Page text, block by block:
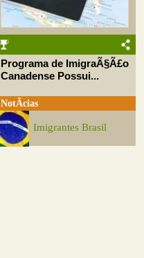
Programa de ImigraÃ§Ã£o
Canadense Possui...
NotÃ­cias
Imigrantes Brasil